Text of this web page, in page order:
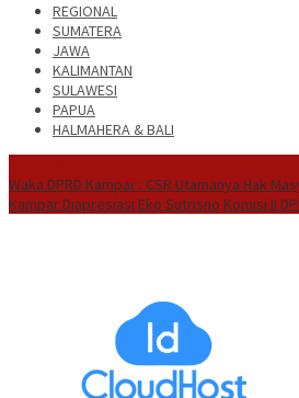
REGIONAL
SUMATERA
JAWA
KALIMANTAN
SULAWESI
PAPUA
HALMAHERA & BALI
Waka DPRD Kampar : CSR Utamanya Hak
Kampar Diapresiasi Eko Sutrisno Komisi II